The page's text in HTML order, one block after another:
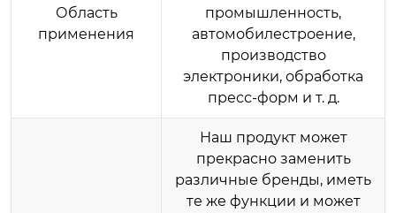
Область
применения
промышленность,
автомобилестроение,
производство
электроники, обработка
пресс-форм и т. д.
Наш продукт может
прекрасно заменить
различные бренды, иметь
те же функции и может